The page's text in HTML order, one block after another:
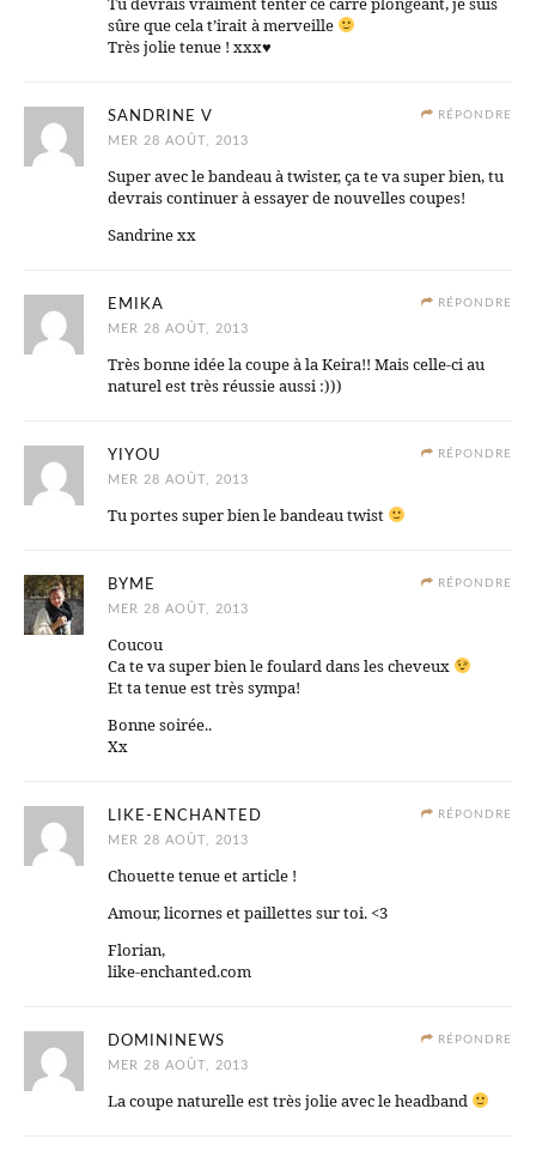
sûre que cela t’irait à merveille
Très jolie tenue ! xxx♥
RÉPONDRE
SANDRINE V
MER 28 AOÛT, 2013
Super avec le bandeau à twister, ça te va super bien, tu
devrais continuer à essayer de nouvelles coupes!
Sandrine xx
RÉPONDRE
EMIKA
MER 28 AOÛT, 2013
Très bonne idée la coupe à la Keira!! Mais celle-ci au
naturel est très réussie aussi :)))
RÉPONDRE
YIYOU
MER 28 AOÛT, 2013
Tu portes super bien le bandeau twist
RÉPONDRE
BYME
MER 28 AOÛT, 2013
Coucou
Ca te va super bien le foulard dans les cheveux
Et ta tenue est très sympa!
Bonne soirée..
Xx
RÉPONDRE
LIKE-ENCHANTED
MER 28 AOÛT, 2013
Chouette tenue et article !
Amour, licornes et paillettes sur toi. <3
Florian,
like-enchanted.com
RÉPONDRE
DOMININEWS
MER 28 AOÛT, 2013
La coupe naturelle est très jolie avec le headband